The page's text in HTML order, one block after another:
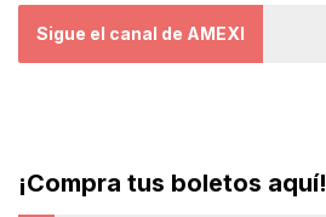
Sigue el canal de AMEXI
¡Compra tus boletos aquí!